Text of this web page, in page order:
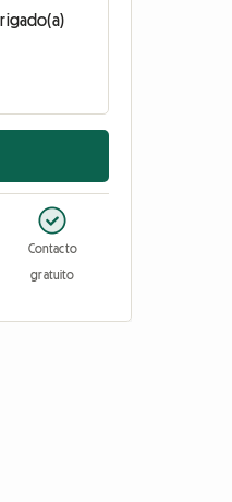
Contacto
gratuito